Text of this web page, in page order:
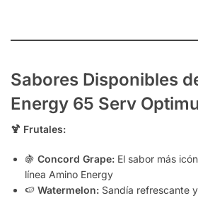
Sabores Disponibles
Energy 65 Serv
🍹 Frutales:
🍇 Concord Grape: El sabor más
línea Amino Energy
🍉 Watermelon: Sandía refrescante